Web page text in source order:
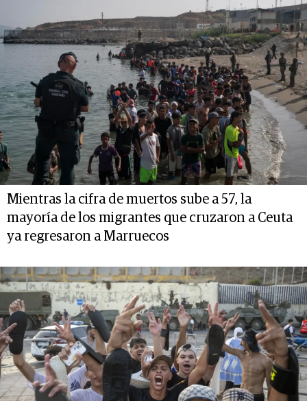
Mientras la cifra de muertos sube a 57, la
mayoría de los migrantes que cruzaron a Ceuta
ya regresaron a Marruecos